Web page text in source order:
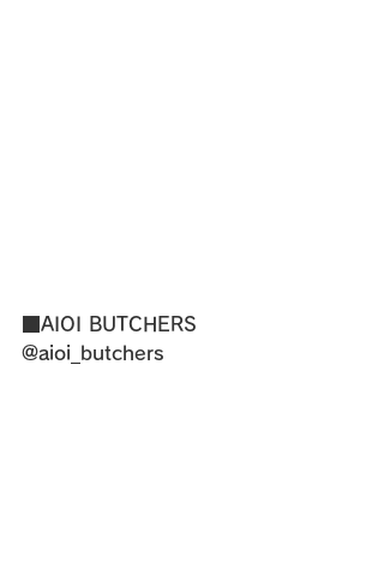
■AIOI BUTCHERS
@aioi_butchers